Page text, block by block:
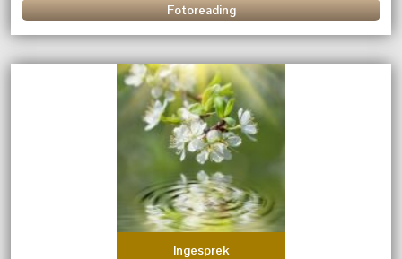
Fotoreading
Ingesprek